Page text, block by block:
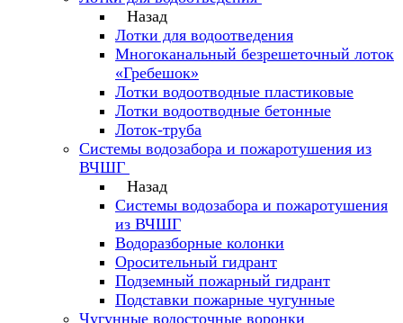
Назад
Лотки для водоотведения
Многоканальный безрешеточный лоток
«Гребешок»
Лотки водоотводные пластиковые
Лотки водоотводные бетонные
Лоток-труба
Системы водозабора и пожаротушения из
ВЧШГ
Назад
Системы водозабора и пожаротушения
из ВЧШГ
Водоразборные колонки
Оросительный гидрант
Подземный пожарный гидрант
Подставки пожарные чугунные
Чугунные водосточные воронки